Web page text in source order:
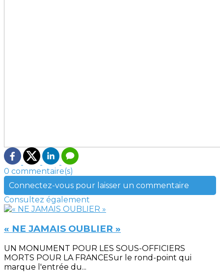
0 commentaire(s)
Connectez-vous pour laisser un commentaire
Consultez également
« NE JAMAIS OUBLIER »
UN MONUMENT POUR LES SOUS-OFFICIERS
MORTS POUR LA FRANCESur le rond-point qui
marque l'entrée du...